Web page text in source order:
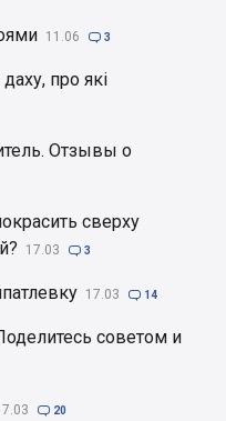
11.06  3
про які
Отзывы о
сверху
17.03  3
17.03  14
советом и
 20